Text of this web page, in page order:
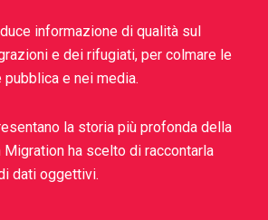
informazione di qualità sul
e dei rifugiati, per colmare le
pubblica e nei media.
la storia più profonda della
Migration ha scelto di raccontarla
dati oggettivi.